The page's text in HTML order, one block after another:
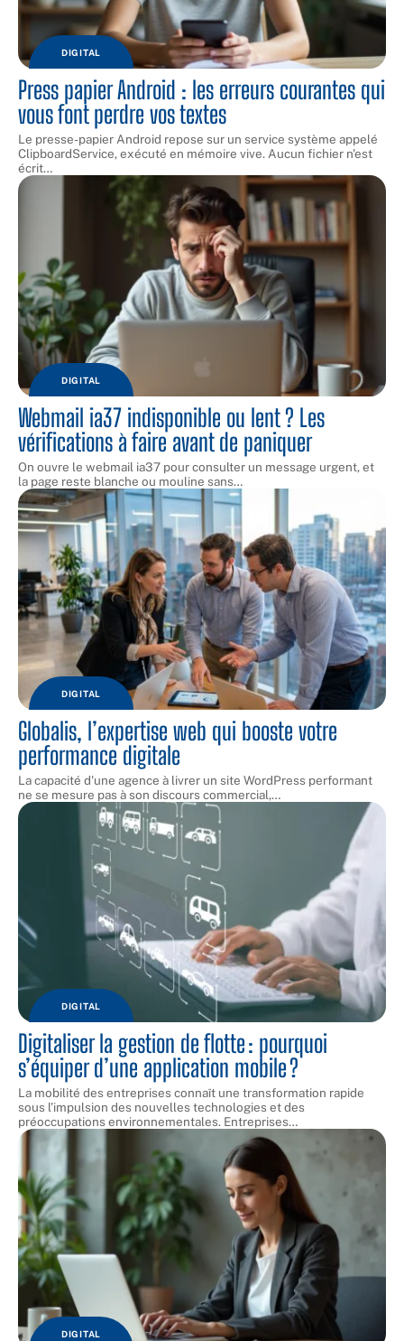
DIGITAL
Press papier Android : les erreurs courantes qui
vous font perdre vos textes
Le presse-papier Android repose sur un service système appelé
ClipboardService, exécuté en mémoire vive. Aucun fichier n'est
écrit…
DIGITAL
Webmail ia37 indisponible ou lent ? Les
vérifications à faire avant de paniquer
On ouvre le webmail ia37 pour consulter un message urgent, et
la page reste blanche ou mouline sans…
DIGITAL
Globalis, l’expertise web qui booste votre
performance digitale
La capacité d'une agence à livrer un site WordPress performant
ne se mesure pas à son discours commercial,…
DIGITAL
Digitaliser la gestion de flotte : pourquoi
s’équiper d’une application mobile ?
La mobilité des entreprises connaît une transformation rapide
sous l’impulsion des nouvelles technologies et des
préoccupations environnementales. Entreprises…
DIGITAL